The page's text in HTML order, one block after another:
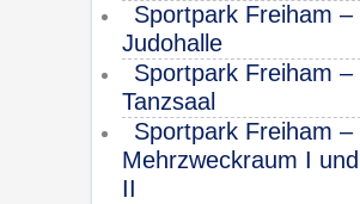
Sportpark Freiham –
Judohalle
Sportpark Freiham –
Tanzsaal
Sportpark Freiham –
Mehrzweckraum I und
II